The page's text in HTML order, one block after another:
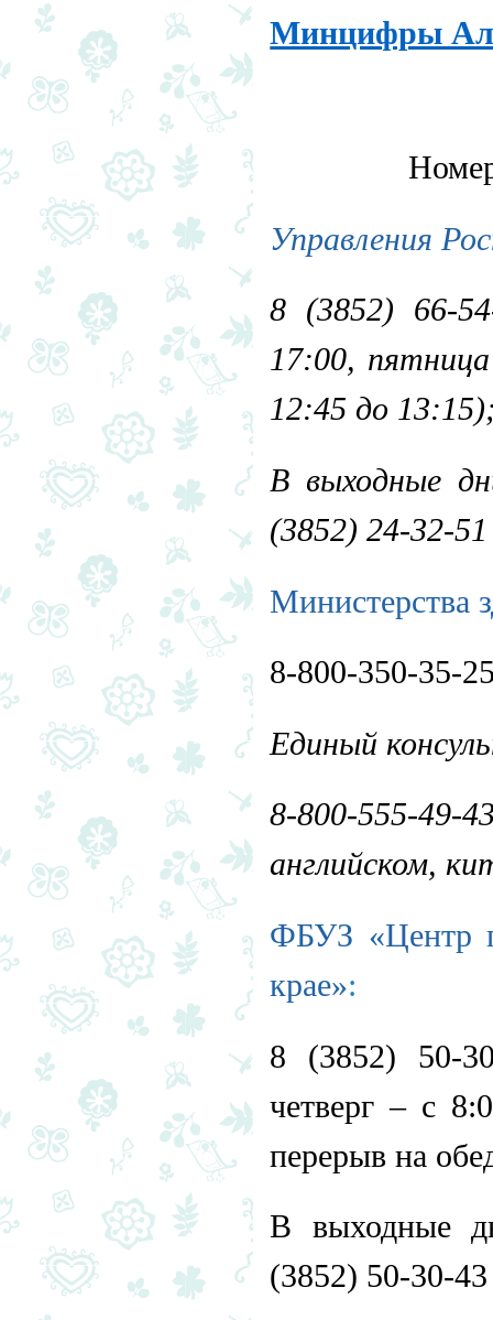
Минцифры
Управления
8 (3852) 66-
17:00,
12:45 до
В выходные
(3852) 24-32-
Министерства
8-800-350-35-
Единый
8-800-555-
английском,
ФБУЗ «Центр
крае»:
8 (3852) 50-
четверг – с
перерыв на
В выходные
(3852) 50-30-